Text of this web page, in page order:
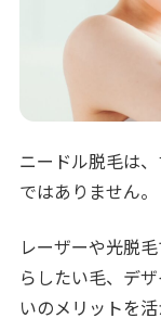
ニードル脱毛は
ではありません。
レーザーや光脱
らしたい毛、デ
いのメリットを活